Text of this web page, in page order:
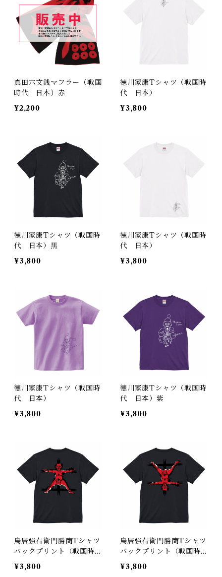
真田六文銭マフラー（戦国
時代 日本）赤
¥2,200
徳川家康Tシャツ（戦国時
代 日本）
¥3,800
徳川家康Tシャツ（戦国時
代 日本）黒
¥3,800
徳川家康Tシャツ（戦国時
代 日本）
¥3,800
徳川家康Tシャツ（戦国時
代 日本）
¥3,800
徳川家康Tシャツ（戦国時
代 日本）紫
¥3,800
鳥居強右衛門勝商Tシャツ
バックプリント（戦国時
代 日本）
¥3,800
鳥居強右衛門勝商Tシャツ
バックプリント（戦国時
代 日本）
¥3,800